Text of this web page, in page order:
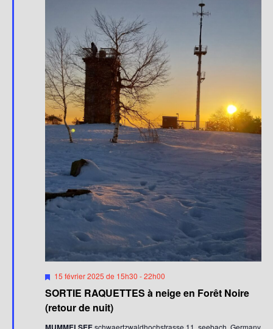
SORTIE RAQUETTES à neige en Forêt Noire
(retour de nuit)
M
s
e
n
a
15 février 2025 de 15h30 -22h00
schwaertzwaldhochstrasse 11, seebach, Germany